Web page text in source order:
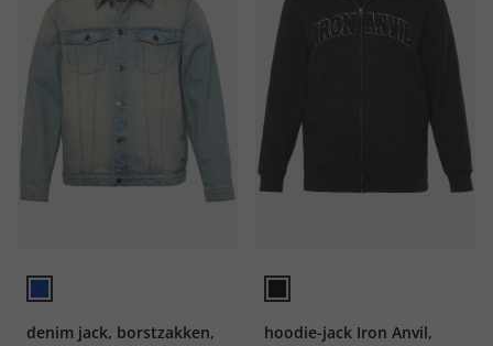
denim jack, borstzakken, hoodie-jack Iron Anvil,